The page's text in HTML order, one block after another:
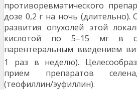
противоревматического
дозе 0,2 г на ночь
развития опухолей этой
кислотой по 5–15 мг в
парентеральным введением
1 раз в неделю).
прием препаратов
(теофиллин/эуфиллин).